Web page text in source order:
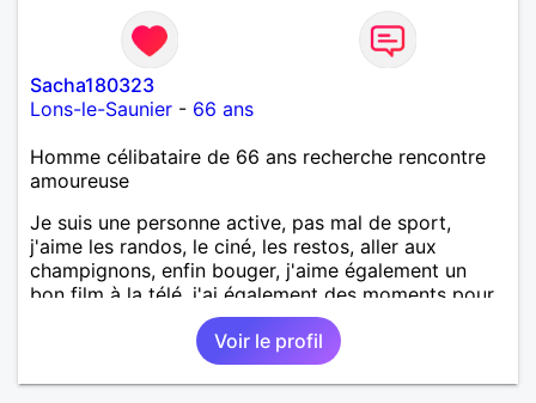
Sacha180323
Lons-le-Saunier - 66 ans
Homme célibataire de 66 ans recherche rencontre
amoureuse
Je suis une personne active, pas mal de sport,
j'aime les randos, le ciné, les restos, aller aux
champignons, enfin bouger, j'aime également un
bon film à la télé, j'ai également des moments pour
moi, savoir me reposer, m'occuper de ma maison,
de ma propriété. Il me manque une compagne pour
partager,mes passions et vivre de beaux moments
d'échanges.
Voir le profil